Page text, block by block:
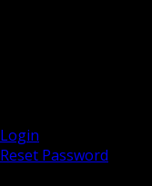
Login
Reset Password